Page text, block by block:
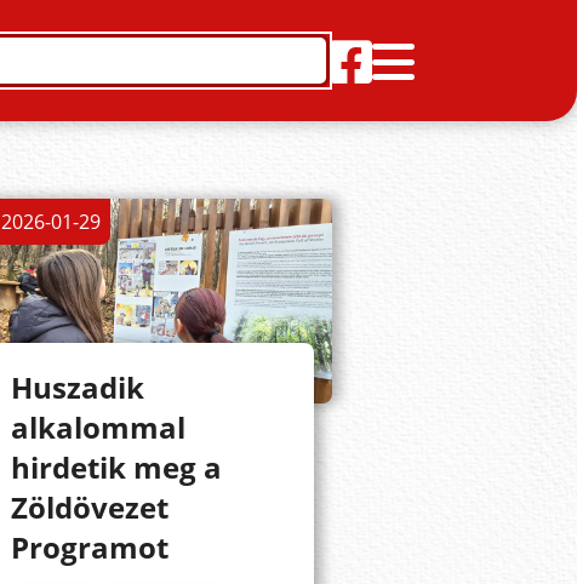
2026-01-29
Huszadik
alkalommal
hirdetik meg a
Zöldövezet
Programot